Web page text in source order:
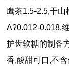
鹰茶1.5-2.5,干
A?0.012-0.018,
护齿软糖的制备
香,酸甜可口,不